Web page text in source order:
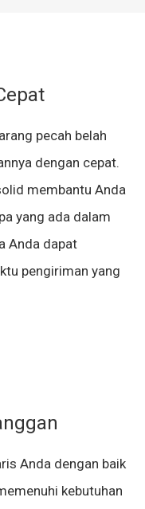
pecah belah
dengan cepat.
membantu Anda
yang ada dalam
Anda dapat
pengiriman yang
Anda dengan baik
kebutuhan